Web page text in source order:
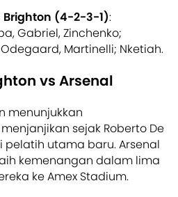
Brighton (4-2-3-1):
Gabriel, Zinchenko;
Martinelli; Nketiah.
vs Arsenal
menunjukkan
sejak Roberto De
pelatih utama baru. Arsenal
kemenangan dalam lima
ke Amex Stadium.